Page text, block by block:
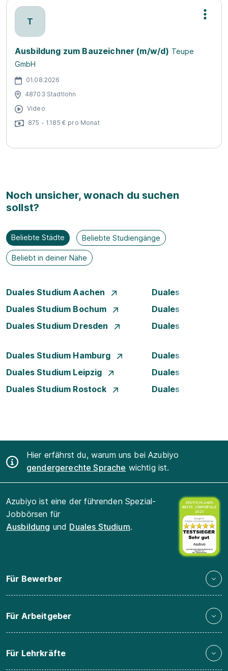
T
Ausbildung zum Bauzeichner (m/w/d) Teupe
GmbH
01.08.2026
48703 Stadtlohn
Video
875 - 1.185 € pro Monat
Noch unsicher, wonach du suchen
sollst?
Beliebte Städte Beliebte Studiengänge
Beliebt in deiner Nähe
Duales Studium Aachen
Duales Studium
Duales Studium Bochum
Duales Studium
Duales Studium Dresden
Duales Studium
Duales Studium Hamburg
Duales Studium
Duales Studium Leipzig
Duales Studium
Duales Studium Rostock
Duales Studium
Hier erfährst du, warum uns bei Azubiyo
gendergerechte Sprache wichtig ist.
Azubiyo ist eine der führenden Spezial-
Jobbörsen für
Ausbildung und Duales Studium.
Für Bewerber
Für Arbeitgeber
Für Lehrkräfte